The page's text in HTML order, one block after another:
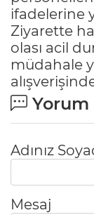
ifadelerine
Ziyarette
olası acil
müdahale
Yorum
Adınız
Mesaj